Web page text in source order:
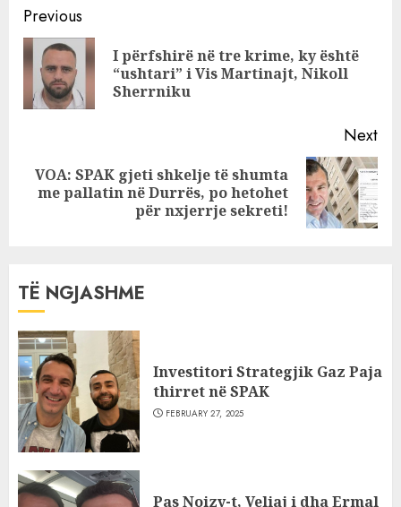
troç: S’ka dasmë!
Continue
Reading
Previous
I përfshirë në tre krime, ky është
“ushtari” i Vis Martinajt, Nikoll
Sherrniku
Next
Next
VOA: SPAK gjeti shkelje të shumta
me pallatin në Durrës, po hetohet
për nxjerrje sekreti!
TË NGJASHME
Investitori Strategjik Gaz Paja
thirret në SPAK
FEBRUARY 27, 2025
Pas Noizy-t, Veliaj i dha Ermal